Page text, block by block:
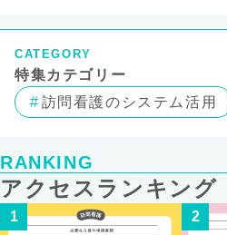
CATEGORY
特集カテゴリー
訪問看護のシステム活用
RANKING
アクセスランキング